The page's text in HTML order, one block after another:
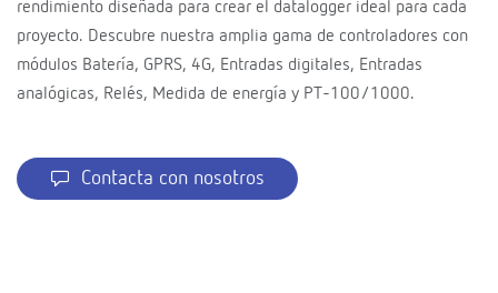
rendimiento diseñada para crear el datalogger ideal para cada
proyecto. Descubre nuestra amplia gama de controladores con
módulos Batería, GPRS, 4G, Entradas digitales, Entradas
analógicas, Relés, Medida de energía y PT-100/1000.
Contacta con nosotros